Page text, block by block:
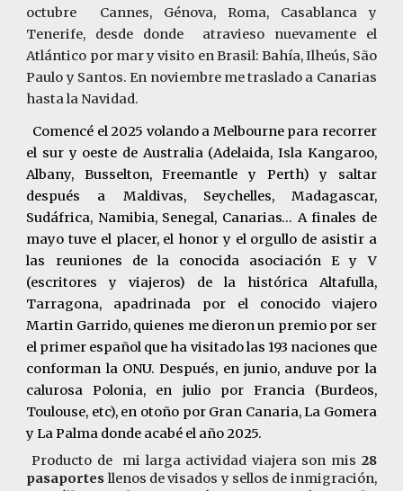
octubre Cannes, Génova, Roma, Casablanca y
Tenerife, desde donde atravieso nuevamente el
Atlántico por mar y visito en Brasil: Bahía, Ilheús, São
Paulo y Santos. En noviembre me traslado a Canarias
hasta la Navidad.
Comencé el 2025 volando a Melbourne para recorrer
el sur y oeste de Australia (Adelaida, Isla Kangaroo,
Albany, Busselton, Freemantle y Perth) y saltar
después a Maldivas, Seychelles, Madagascar,
Sudáfrica, Namibia, Senegal, Canarias… A finales de
mayo tuve el placer, el honor y el orgullo de asistir a
las reuniones de la conocida asociación E y V
(escritores y viajeros) de la histórica Altafulla,
Tarragona, apadrinada por el conocido viajero
Martin Garrido, quienes me dieron un premio por ser
el primer español que ha visitado las 193 naciones que
conforman la ONU. Después, en junio, anduve por la
calurosa Polonia, en julio por Francia (Burdeos,
Toulouse, etc), en otoño por Gran Canaria, La Gomera
y La Palma donde acabé el año 2025.
Producto de mi larga actividad viajera son mis 28
pasaportesllenos de visados y sellos de inmigración,